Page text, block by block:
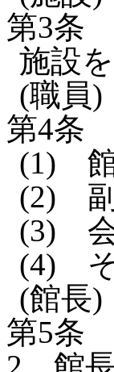
第3条
施設
(職員)
第4条
(1)
(2)
(3)
(4)
(館長)
第5条